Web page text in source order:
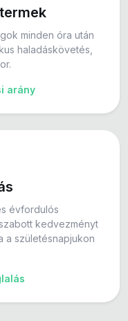
minden óra után
haladáskövetés,
arány
évfordulós
kedvezményt
a születésnapjukon